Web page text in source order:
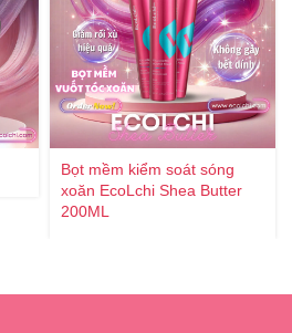
Bọt mềm kiểm soát sóng
xoăn EcoLchi Shea Butter
200ML